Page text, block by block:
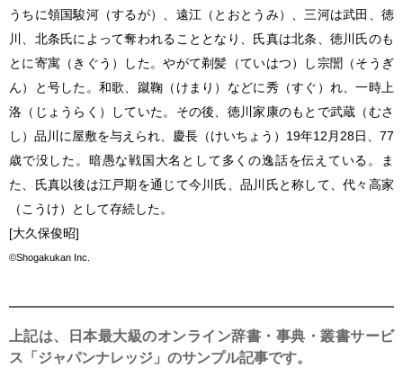
うちに領国駿河（するが）、遠江（とおとうみ）、三河は武田、徳
川、北条氏によって奪われることとなり、氏真は北条、徳川氏のも
とに寄寓（きぐう）した。やがて剃髪（ていはつ）し宗誾（そうぎ
ん）と号した。和歌、蹴鞠（けまり）などに秀（すぐ）れ、一時上
洛（じょうらく）していた。その後、徳川家康のもとで武蔵（むさ
し）品川に屋敷を与えられ、慶長（けいちょう）19年12月28日、77
歳で没した。暗愚な戦国大名として多くの逸話を伝えている。ま
た、氏真以後は江戸期を通じて今川氏、品川氏と称して、代々高家
（こうけ）として存続した。
[大久保俊昭]
©Shogakukan Inc.
上記は、日本最大級のオンライン辞書・事典・叢書サービ
ス「ジャパンナレッジ」のサンプル記事です。